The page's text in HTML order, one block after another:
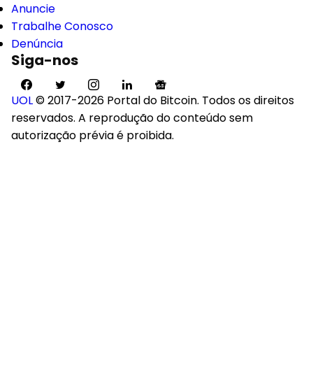
Anuncie
Trabalhe Conosco
Denúncia
Siga-nos
UOL© 2017-2026 Portal do Bitcoin. Todos os direitos
reservados. A reprodução do conteúdo sem
autorização prévia é proibida.